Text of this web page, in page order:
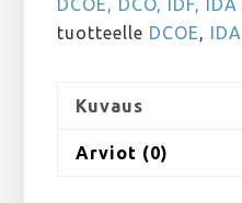
DCOE, DCO, IDF, IDA
tuotteelle DCOE, IDA
Kuvaus
Arviot (0)